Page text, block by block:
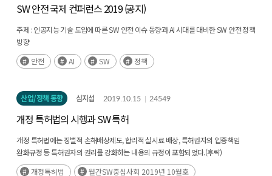
SW 안전 국제 컨퍼런스 2019 (공지)
주제 :인공지능 기술 도입에 따른 SW 안전 이슈 동향과 AI 시대를 대비한 SW 안전 정책
방향
일시 :2019년 12월 5일(목)
장소 :COEX(삼성동) 그랜드볼룸 102호
안전 AI SW 정책
산업/정책 동향 심지섭 2019.10.15 24549
개정 특허법의 시행과 SW 특허
개정 특허법에는 징벌적 손해배상제도, 합리적 실시료 배상, 특허권자의 입증책임
완화규정 등 특허권자의 권리를 강화하는 내용의 규정이 포함되었다.(후략)
개정특허법
월간SW중심사회 2019년 10월호